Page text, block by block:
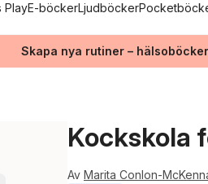
PlayE-böckerLjudböcker
Skapa nya rutiner –
Kockskola
Av Marita Conlon-